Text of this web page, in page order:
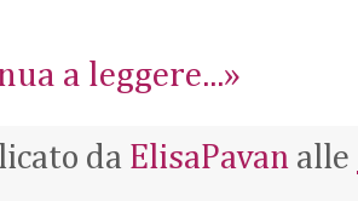
a leggere...»
da ElisaPavan alle